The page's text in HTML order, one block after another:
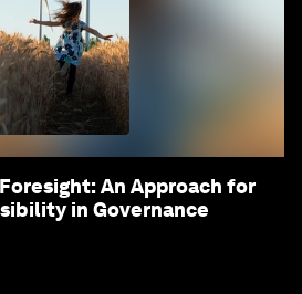
An Approach for
in Governance